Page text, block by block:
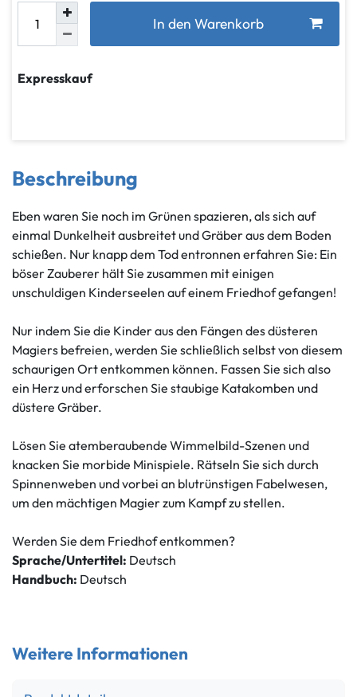
In den Warenkorb
Expresskauf
Beschreibung
Eben waren Sie noch im Grünen spazieren, als sich auf
einmal Dunkelheit ausbreitet und Gräber aus dem Boden
schießen. Nur knapp dem Tod entronnen erfahren Sie: Ein
böser Zauberer hält Sie zusammen mit einigen
unschuldigen Kinderseelen auf einem Friedhof gefangen!
Nur indem Sie die Kinder aus den Fängen des düsteren
Magiers befreien, werden Sie schließlich selbst von diesem
schaurigen Ort entkommen können. Fassen Sie sich also
ein Herz und erforschen Sie staubige Katakomben und
düstere Gräber.
Lösen Sie atemberaubende Wimmelbild-Szenen und
knacken Sie morbide Minispiele. Rätseln Sie sich durch
Spinnenweben und vorbei an blutrünstigen Fabelwesen,
um den mächtigen Magier zum Kampf zu stellen.
Werden Sie dem Friedhof entkommen?
Sprache/Untertitel: Deutsch
Handbuch: Deutsch
Weitere Informationen